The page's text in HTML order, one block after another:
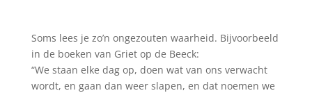
Soms lees je zo’n ongezouten waarheid. Bijvoorbeeld
in de boeken van Griet op de Beeck:
“We staan elke dag op, doen wat van ons verwacht
wordt, en gaan dan weer slapen, en dat noemen we